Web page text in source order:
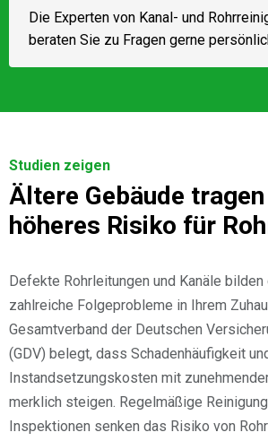
Die Experten von Kanal- und
beraten Sie zu Fragen gerne
Studien zeigen
Ältere Gebäude
höheres Risiko für
Defekte Rohrleitungen und Kanäle
zahlreiche Folgeprobleme in Ihrem
Gesamtverband der Deutschen
(GDV) belegt, dass Schadenhäufigkeit
Instandsetzungskosten mit
merklich steigen. Regelmäßige
Inspektionen senken das Risiko von